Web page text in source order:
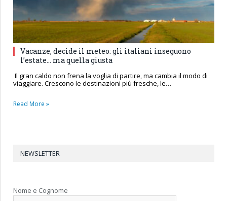
Vacanze, decide il meteo: gli italiani inseguono
l’estate… ma quella giusta
Il gran caldo non frena la voglia di partire, ma cambia il modo di
viaggiare. Crescono le destinazioni più fresche, le…
Read More »
NEWSLETTER
Nome e Cognome